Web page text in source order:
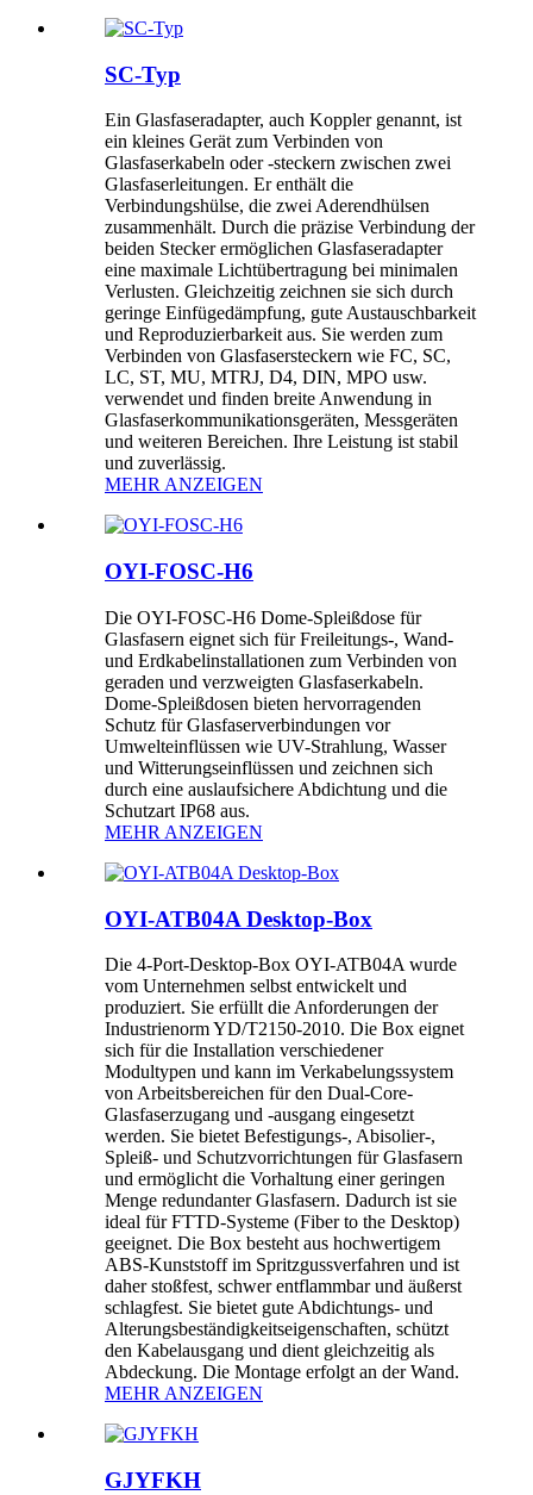
SC-Typ
Ein Glasfaseradapter, auch Koppler genannt, ist
ein kleines Gerät zum Verbinden von
Glasfaserkabeln oder -steckern zwischen zwei
Glasfaserleitungen. Er enthält die
Verbindungshülse, die zwei Aderendhülsen
zusammenhält. Durch die präzise Verbindung der
beiden Stecker ermöglichen Glasfaseradapter
eine maximale Lichtübertragung bei minimalen
Verlusten. Gleichzeitig zeichnen sie sich durch
geringe Einfügedämpfung, gute Austauschbarkeit
und Reproduzierbarkeit aus. Sie werden zum
Verbinden von Glasfasersteckern wie FC, SC,
LC, ST, MU, MTRJ, D4, DIN, MPO usw.
verwendet und finden breite Anwendung in
Glasfaserkommunikationsgeräten, Messgeräten
und weiteren Bereichen. Ihre Leistung ist stabil
und zuverlässig.
MEHR ANZEIGEN
OYI-FOSC-H6
Die OYI-FOSC-H6 Dome-Spleißdose für
Glasfasern eignet sich für Freileitungs-, Wand-
und Erdkabelinstallationen zum Verbinden von
geraden und verzweigten Glasfaserkabeln.
Dome-Spleißdosen bieten hervorragenden
Schutz für Glasfaserverbindungen vor
Umwelteinflüssen wie UV-Strahlung, Wasser
und Witterungseinflüssen und zeichnen sich
durch eine auslaufsichere Abdichtung und die
Schutzart IP68 aus.
MEHR ANZEIGEN
OYI-ATB04A Desktop-Box
Die 4-Port-Desktop-Box OYI-ATB04A wurde
vom Unternehmen selbst entwickelt und
produziert. Sie erfüllt die Anforderungen der
Industrienorm YD/T2150-2010. Die Box eignet
sich für die Installation verschiedener
Modultypen und kann im Verkabelungssystem
von Arbeitsbereichen für den Dual-Core-
Glasfaserzugang und -ausgang eingesetzt
werden. Sie bietet Befestigungs-, Abisolier-,
Spleiß- und Schutzvorrichtungen für Glasfasern
und ermöglicht die Vorhaltung einer geringen
Menge redundanter Glasfasern. Dadurch ist sie
ideal für FTTD-Systeme (Fiber to the Desktop)
geeignet. Die Box besteht aus hochwertigem
ABS-Kunststoff im Spritzgussverfahren und ist
daher stoßfest, schwer entflammbar und äußerst
schlagfest. Sie bietet gute Abdichtungs- und
Alterungsbeständigkeitseigenschaften, schützt
den Kabelausgang und dient gleichzeitig als
Abdeckung. Die Montage erfolgt an der Wand.
MEHR ANZEIGEN
GJYFKH